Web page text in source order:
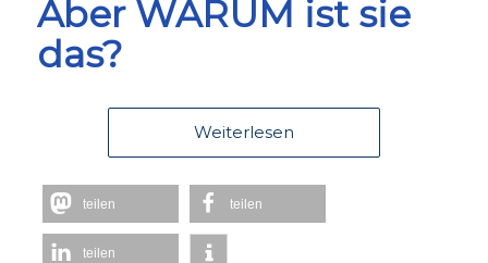
Aber WARUM ist sie
das?
Weiterlesen
teilen teilen
teilen